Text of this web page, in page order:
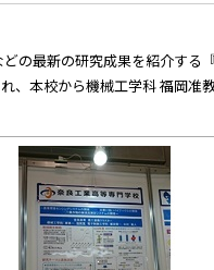
の最新の研究成果を紹介する
、本校から機械工学科 福岡